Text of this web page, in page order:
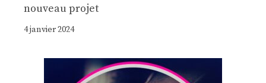
nouveau projet
4 janvier 2024